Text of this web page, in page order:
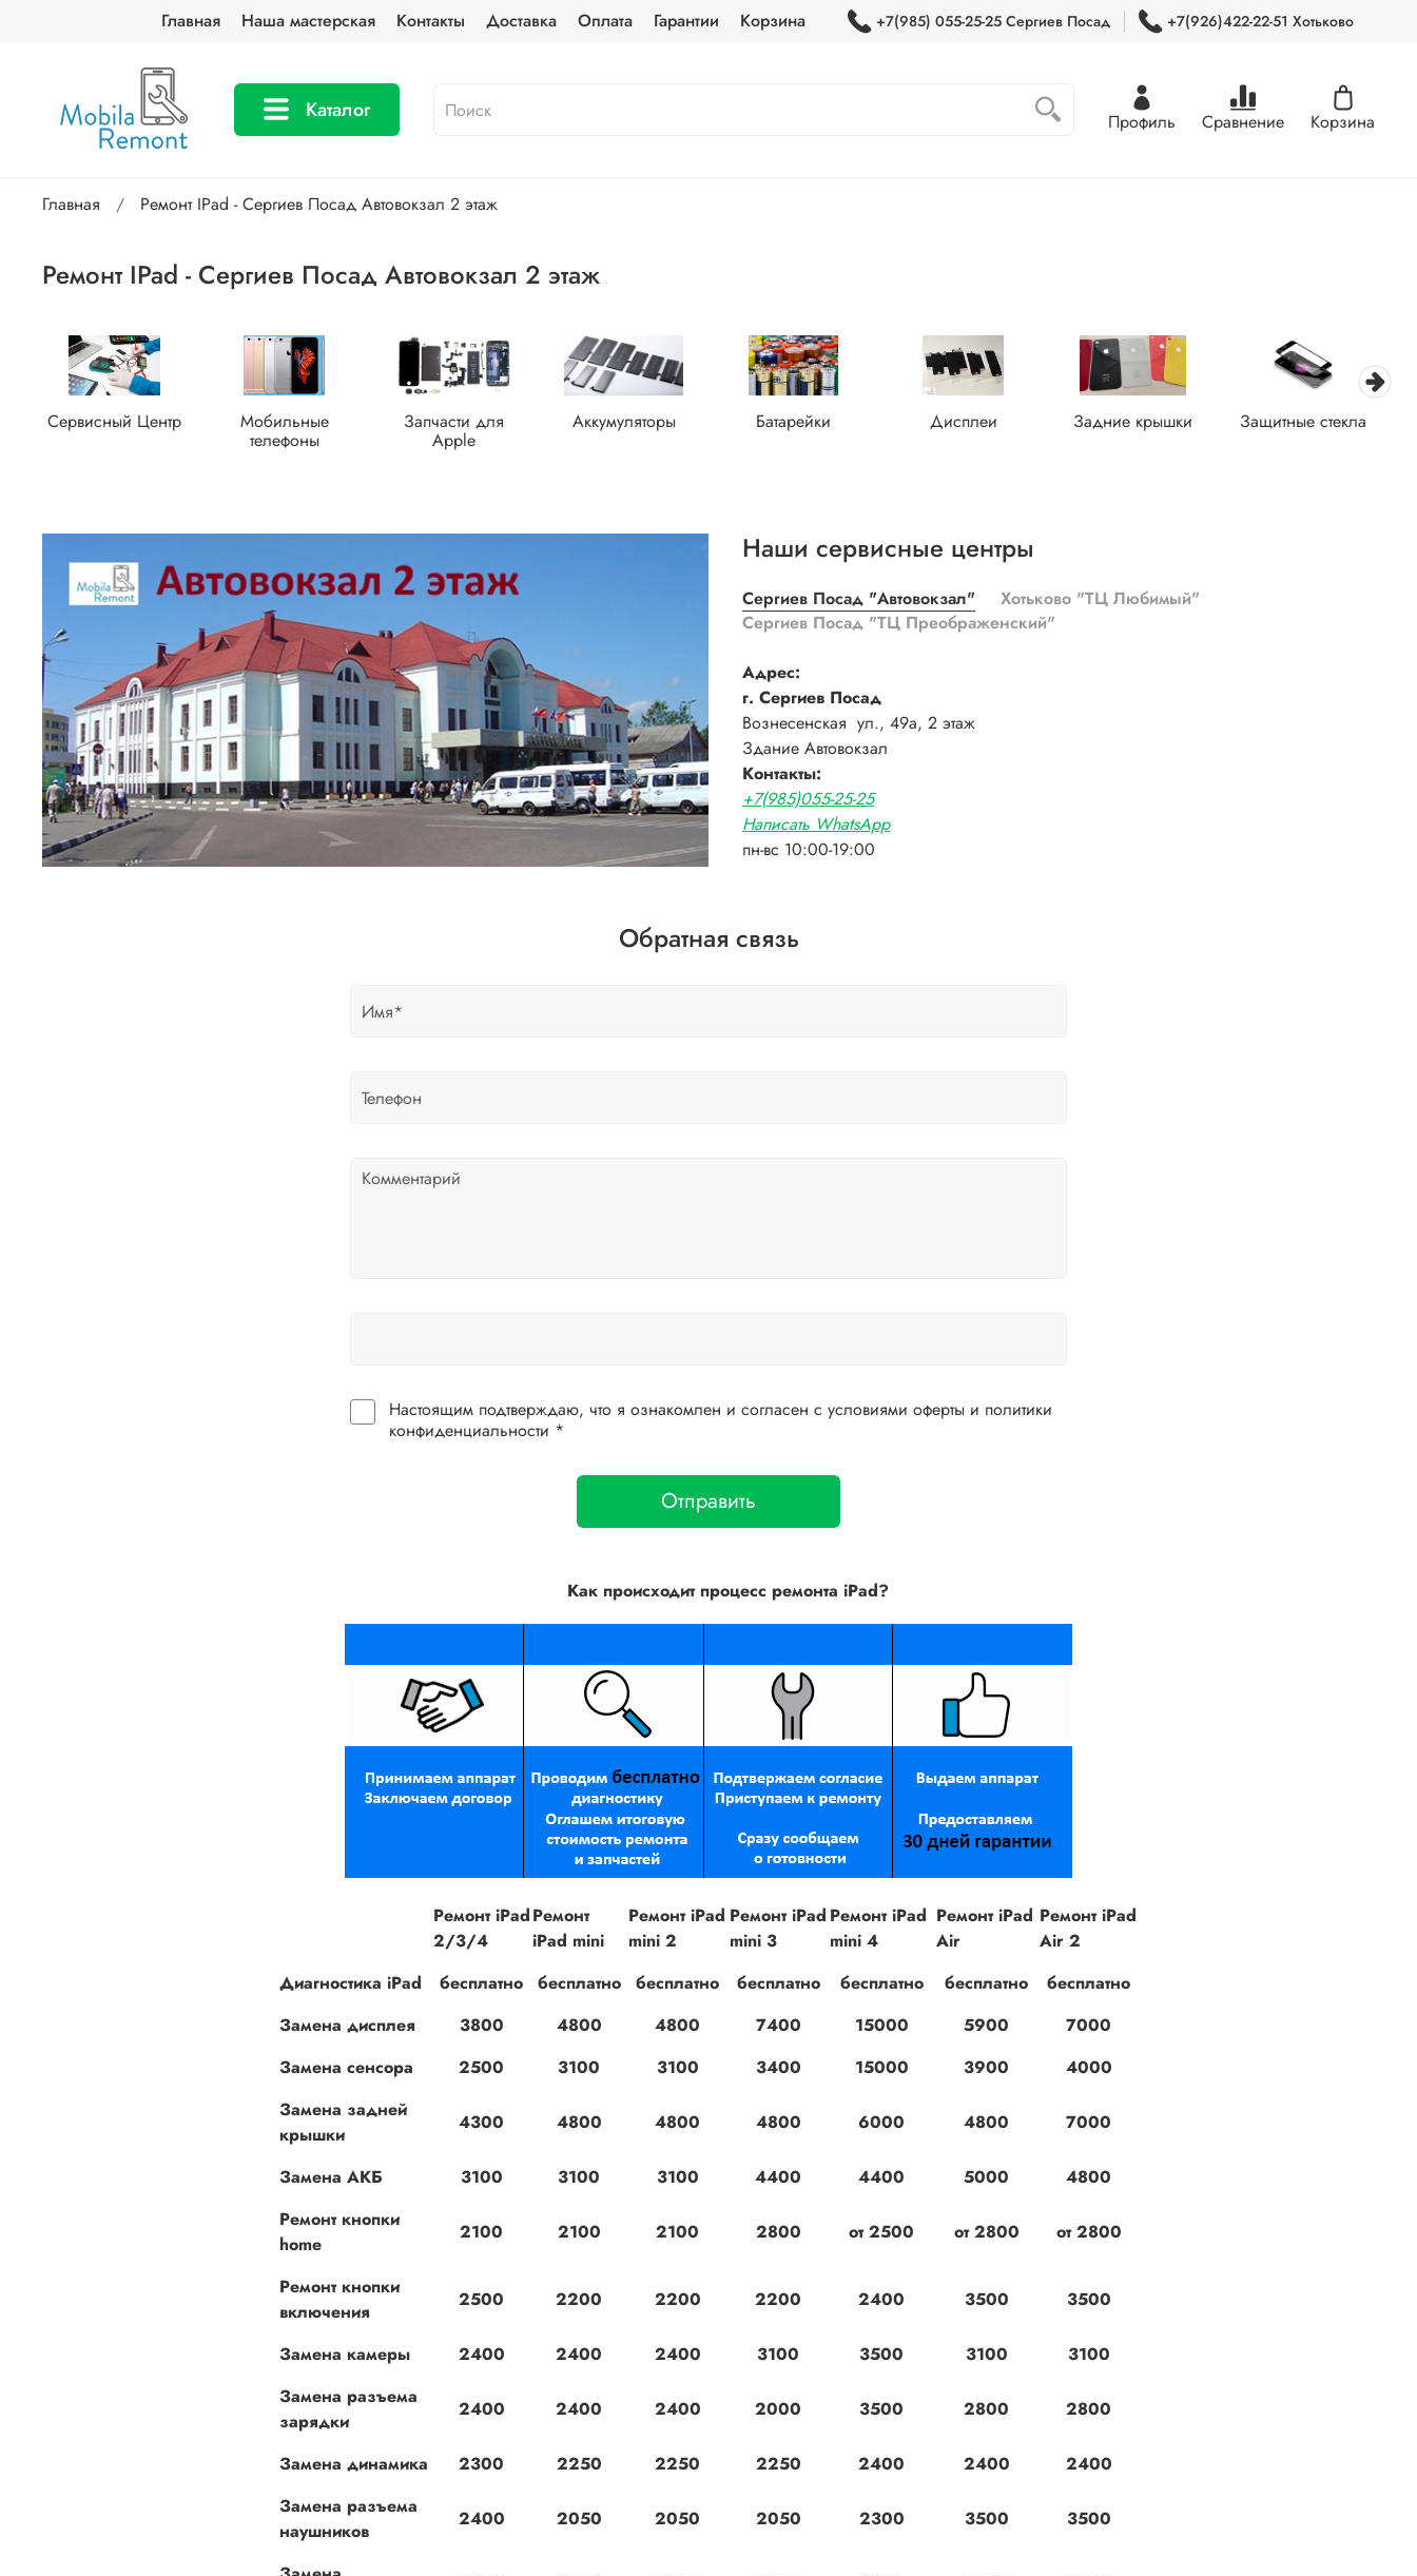
Главная Наша мастерская Контакты Доставка Оплата Гарантии Корзина +7(985) 055-25-25 Сергиев Посад +7(926)422-22-51 Хотьково
Каталог Профиль Сравнение Корзина
Главная Ремонт IPad - Сергиев Посад Автовокзал 2 этаж
Ремонт IPad - Сергиев Посад Автовокзал 2 этаж
Сервисный Центр Мобильные
телефоны
Запчасти для
Apple
Аккумуляторы Батарейки Дисплеи Задние крышки Защитные стекла
Наши сервисные центры
Сергиев Посад "Автовокзал"
Хотьково "ТЦ Любимый"
Сергиев Посад "ТЦ Преображенский"
Адрес:
г. Сергиев Посад
Вознесенская ул., 49а, 2 этаж
Здание Автовокзал
Контакты:
+7(985)055-25-25
Написать WhatsApp
пн-вс 10:00-19:00
Обратная связь
Настоящим подтверждаю, что я ознакомлен и согласен с условиями оферты и политики
конфиденциальности *
Отправить
Как происходит процесс ремонта iPad?
Ремонт iPad
2/3/4
Ремонт
iPad mini
Ремонт iPad
mini 2
Ремонт iPad
mini 3
Ремонт iPad
mini 4
Ремонт iPad
Air
Ремонт iPad
Air 2
Диагностика iPad
бесплатно бесплатно бесплатно бесплатно бесплатно бесплатно
бесплатно
Замена дисплея
3800 4800 4800 7400 15000 5900
7000
Замена сенсора
2500 3100 3100 3400 15000 3900
4000
Замена задней
крышки
4300 4800 4800 4800 6000 4800 7000
Замена АКБ 3100 3100 3100 4400 4400 5000
4800
Ремонт кнопки
home
2100 2100 2100 2800 от 2500 от 2800 от 2800
Ремонт кнопки
включения
2500 2200 2200 2200 2400 3500 3500
Замена камеры 2400 2400 2400 3100 3500 3100
3100
Замена разъема
зарядки
2400 2400 2400 2000 3500 2800 2800
Замена динамика 2300 2250 2250 2250 2400 2400
2400
Замена разъема
наушников
2400 2050 2050 2050 2300 3500 3500